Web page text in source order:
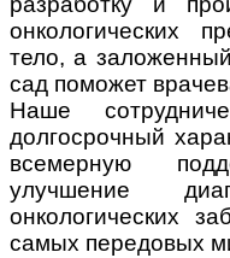
онкологических
тело, а
сад поможет
Наше
долгосрочный
всемерную
улучшение
онкологических
самых передовых